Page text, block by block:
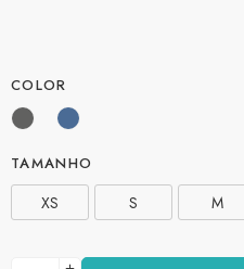
COLOR
TAMANHO
XS S M